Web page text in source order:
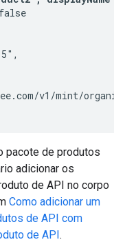
v1/mint/
pacote de produtos
adicionar os
de API no corpo
Como adicionar um
de API com
de API.